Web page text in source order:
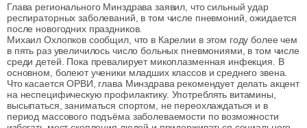
Глава регионального Минздрава заявил, что сильный удар
респираторных заболеваний, в том числе пневмоний, ожидается
после новогодних праздников.
Михаил Охлопков сообщил, что в Карелии в этом году более чем
в пять раз увеличилось число больных пневмониями, в том числе
среди детей. Пока превалирует микоплазменная инфекция. В
основном, болеют ученики младших классов и среднего звена.
Что касается ОРВИ, глава Минздрава рекомендует делать акцент
на неспецифическую профилактику. Употреблять витамины,
высыпаться, заниматься спортом, не переохлаждаться и в
период массового подъёма заболеваемости по возможности